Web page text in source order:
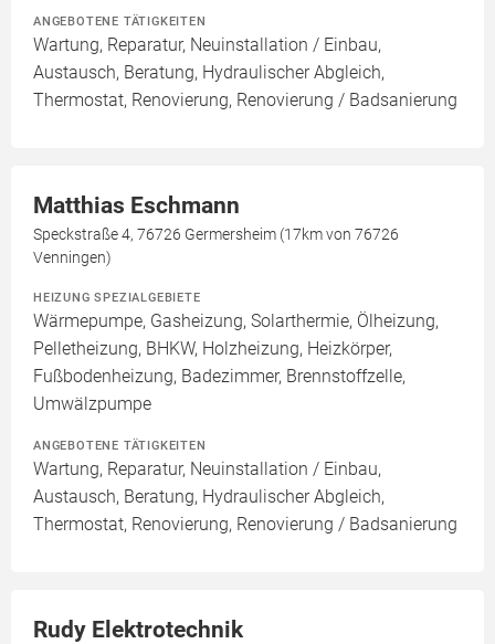
ANGEBOTENE TÄTIGKEITEN
Wartung, Reparatur, Neuinstallation / Einbau,
Austausch, Beratung, Hydraulischer Abgleich,
Thermostat, Renovierung, Renovierung / Badsanierung
Matthias Eschmann
Speckstraße 4, 76726 Germersheim (17km von 76726
Venningen)
HEIZUNG SPEZIALGEBIETE
Wärmepumpe, Gasheizung, Solarthermie, Ölheizung,
Pelletheizung, BHKW, Holzheizung, Heizkörper,
Fußbodenheizung, Badezimmer, Brennstoffzelle,
Umwälzpumpe
ANGEBOTENE TÄTIGKEITEN
Wartung, Reparatur, Neuinstallation / Einbau,
Austausch, Beratung, Hydraulischer Abgleich,
Thermostat, Renovierung, Renovierung / Badsanierung
Rudy Elektrotechnik